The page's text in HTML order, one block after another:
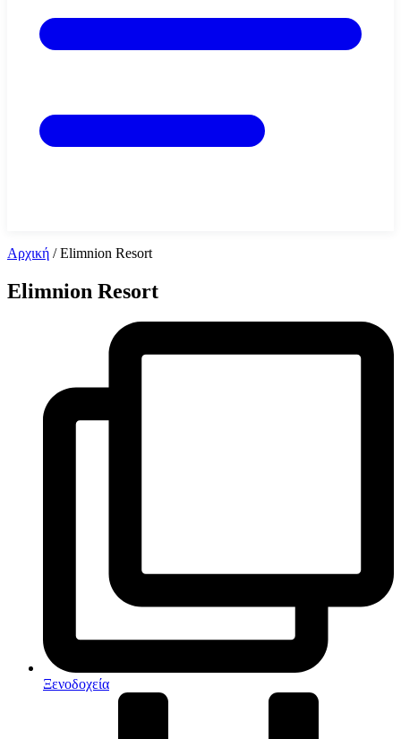
Αρχική /Elimnion Resort
Elimnion Resort
Ξενοδοχεία